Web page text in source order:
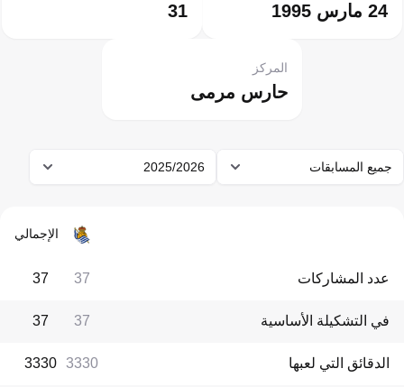
24 مارس 1995 31
حارس مرمى
المركز
جميع المسابقات 2025/2026
الإجمالي
عدد المشاركات 37
37
في التشكيلة الأساسية 37
37
الدقائق التي لعبها 3330
3330